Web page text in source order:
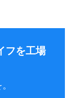
フを工場